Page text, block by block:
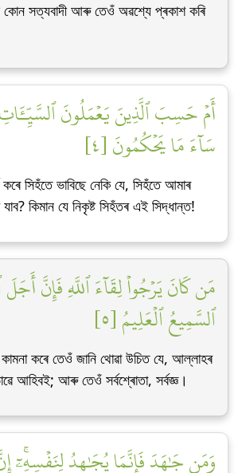
কোন সত্যবাদী আৰু তেওঁ অৱশ্যে প্ৰকাশ কৰি
أَمۡ حَسِبَ ٱلَّذِينَ يَعۡمَلُونَ
سَآءَ مَا يَحۡكُمُونَ [٤]
সিহঁতে ভাবিছে নেকি যে, সিহঁতে আমাৰ
কিমান যে নিকৃষ্ট সিহঁতৰ এই সিদ্ধান্ত!
مَن كَانَ يَرۡجُواْ لِقَآءَ ٱللَّهِ فَإِنَّ
ٱلسَّمِيعُ ٱلۡعَلِيمُ [٥]
কামনা কৰে তেওঁ জানি থোৱা উচিত যে, আল্লাহৰ
আহিবই; আৰু তেওঁ সৰ্বশ্ৰোতা, সৰ্বজ্ঞ।
وَمَن جَٰهَدَ فَإِنَّمَا يُجَٰهِدُ لِنَفۡسِهِۦٓۚ